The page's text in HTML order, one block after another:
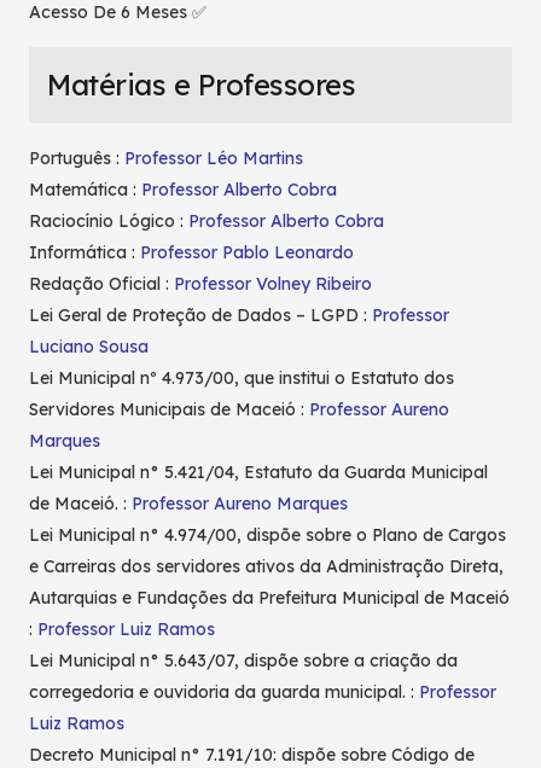
Acesso De 6 Meses ✅
Matérias e Professores
Português : Professor Léo Martins
Matemática : Professor Alberto Cobra
Raciocínio Lógico : Professor Alberto Cobra
Informática : Professor Pablo Leonardo
Redação Oficial : Professor Volney Ribeiro
Lei Geral de Proteção de Dados – LGPD : Professor
Luciano Sousa
Lei Municipal nº 4.973/00, que institui o Estatuto dos
Servidores Municipais de Maceió : Professor Aureno
Marques
Lei Municipal n° 5.421/04, Estatuto da Guarda Municipal
de Maceió. : Professor Aureno Marques
Lei Municipal n° 4.974/00, dispõe sobre o Plano de Cargos
e Carreiras dos servidores ativos da Administração Direta,
Autarquias e Fundações da Prefeitura Municipal de Maceió
: Professor Luiz Ramos
Lei Municipal n° 5.643/07, dispõe sobre a criação da
corregedoria e ouvidoria da guarda municipal. : Professor
Luiz Ramos
Decreto Municipal n° 7.191/10: dispõe sobre Código de